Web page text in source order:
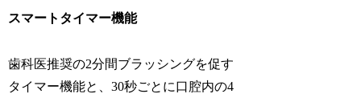
スマートタイマー機能
歯科医推奨の2分間ブラッシングを促す
タイマー機能と、30秒ごとに口腔内の4